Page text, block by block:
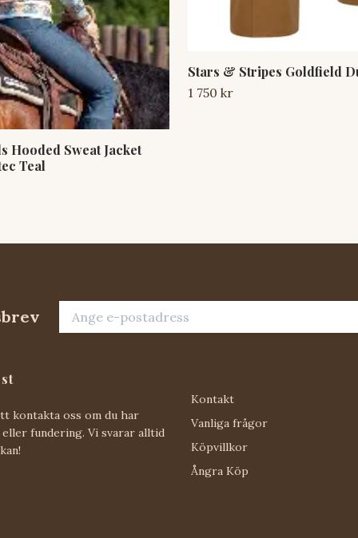
Hooded Sweat Jacket
Teal
Stars & Stripes Goldfield
1 750 kr
kontakta oss om du har
eller fundering. Vi svarar alltid
Kontakt
Vanliga frågor
Köpvillkor
Ångra Köp